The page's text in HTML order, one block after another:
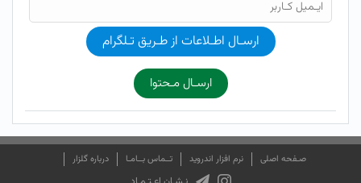
ارسـال اطـلاعات از طـریق تـلگرام
ارسـال مـحتوا
صـفحه اصلی نرم افزار اندروید تــماس بــامـا درباره گلزار